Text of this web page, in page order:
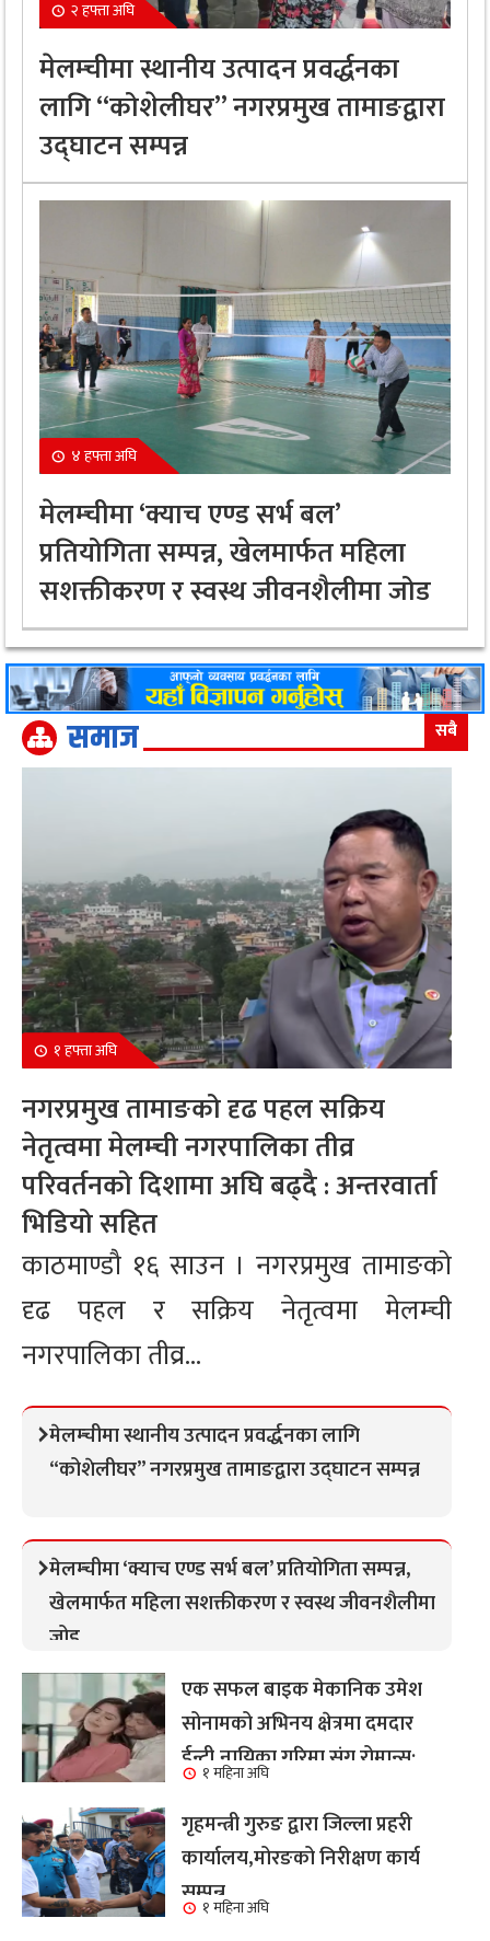
२ हफ्ता अघि
मेलम्चीमा स्थानीय उत्पादन प्रवर्द्धनका
लागि “कोशेलीघर” नगरप्रमुख तामाङद्वारा
उद्घाटन सम्पन्न
४ हफ्ता अघि
मेलम्चीमा ‘क्याच एण्ड सर्भ बल’
प्रतियोगिता सम्पन्न, खेलमार्फत महिला
सशक्तीकरण र स्वस्थ जीवनशैलीमा जोड
समाज सबै
१ हफ्ता अघि
नगरप्रमुख तामाङको दृढ पहल सक्रिय
नेतृत्वमा मेलम्ची नगरपालिका तीव्र
परिवर्तनको दिशामा अघि बढ्दै : अन्तरवार्ता
भिडियो सहित
काठमाण्डौ १६ साउन । नगरप्रमुख तामाङको
दृढ पहल र सक्रिय नेतृत्वमा मेलम्ची
नगरपालिका तीव्र...
मेलम्चीमा स्थानीय उत्पादन प्रवर्द्धनका लागि
“कोशेलीघर” नगरप्रमुख तामाङद्वारा उद्घाटन सम्पन्न
मेलम्चीमा ‘क्याच एण्ड सर्भ बल’ प्रतियोगिता सम्पन्न,
खेलमार्फत महिला सशक्तीकरण र स्वस्थ जीवनशैलीमा
जोड
एक सफल बाइक मेकानिक उमेश
सोनामको अभिनय क्षेत्रमा दमदार
ईन्ट्री,नायिका गरिमा संग रोमान्स:
हेर्नुहोस भिडियो ।
१ महिना अघि
गृहमन्त्री गुरुङ द्वारा जिल्ला प्रहरी
कार्यालय,मोरङको निरीक्षण कार्य
सम्पन्न१ महिना अघि